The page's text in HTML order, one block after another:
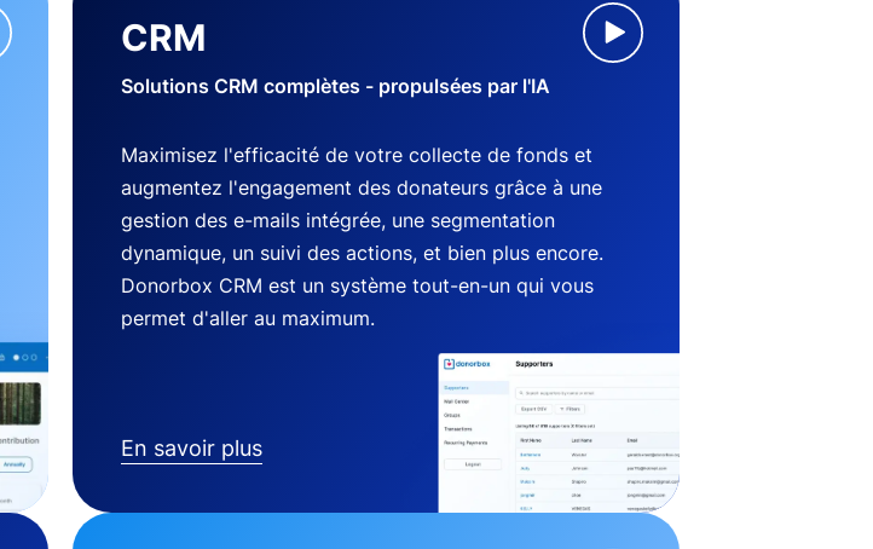
CRM
Solutions CRM complètes - propulsées par l'IA
Maximisez l'efficacité de votre collecte de fonds et
augmentez l'engagement des donateurs grâce à une
gestion des e-mails intégrée, une segmentation
dynamique, un suivi des actions, et bien plus encore.
Donorbox CRM est un système tout-en-un qui vous
permet d'aller au maximum.
En savoir plus